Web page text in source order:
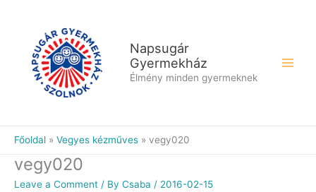
Napsugár
Gyermekház
Élmény minden gyermeknek
Főoldal Vegyes kézműves vegy020
vegy020
Leave a Comment / By Csaba / 2016-02-15